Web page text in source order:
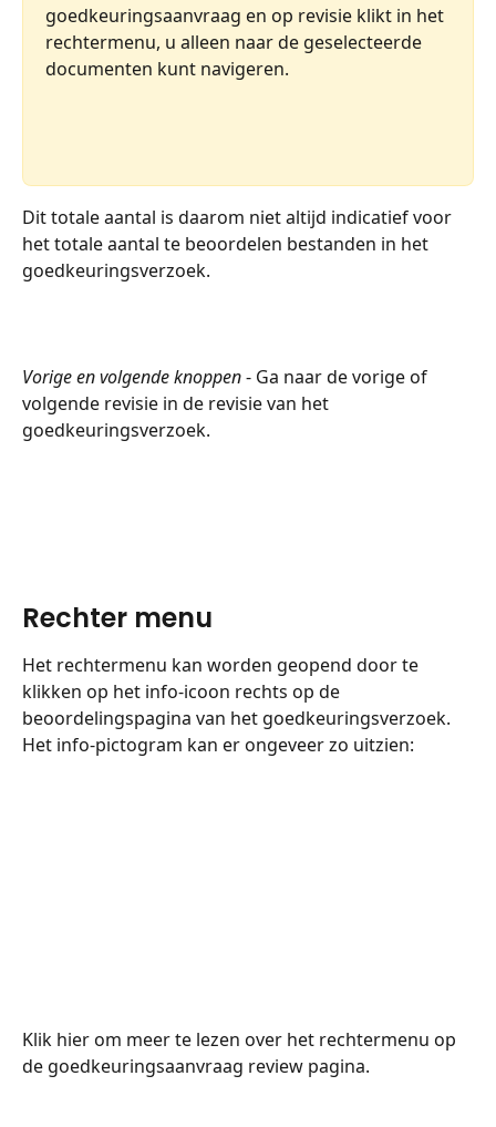
goedkeuringsaanvraag en op revisie klikt in het
rechtermenu, u alleen naar de geselecteerde
documenten kunt navigeren.
Dit totale aantal is daarom niet altijd indicatief voor
het totale aantal te beoordelen bestanden in het
goedkeuringsverzoek.
Vorige en volgende knoppen - Ga naar de vorige of
volgende revisie in de revisie van het
goedkeuringsverzoek.
Rechter menu
Het rechtermenu kan worden geopend door te
klikken op het info-icoon rechts op de
beoordelingspagina van het goedkeuringsverzoek.
Het info-pictogram kan er ongeveer zo uitzien:
Klik hier om meer te lezen over het rechtermenu op
de goedkeuringsaanvraag review pagina.